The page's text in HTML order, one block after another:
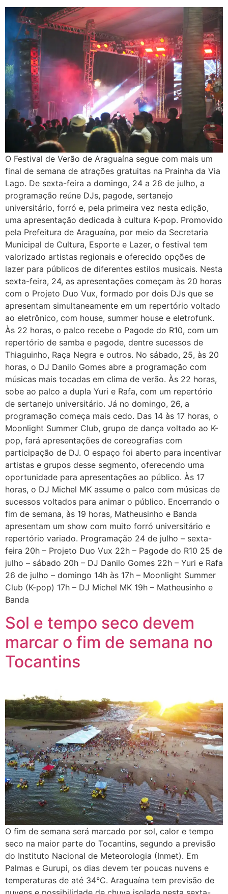
O Festival de Verão de Araguaína segue com mais um
final de semana de atrações gratuitas na Prainha da Via
Lago. De sexta-feira a domingo, 24 a 26 de julho, a
programação reúne DJs, pagode, sertanejo
universitário, forró e, pela primeira vez nesta edição,
uma apresentação dedicada à cultura K-pop. Promovido
pela Prefeitura de Araguaína, por meio da Secretaria
Municipal de Cultura, Esporte e Lazer, o festival tem
valorizado artistas regionais e oferecido opções de
lazer para públicos de diferentes estilos musicais. Nesta
sexta-feira, 24, as apresentações começam às 20 horas
com o Projeto Duo Vux, formado por dois DJs que se
apresentam simultaneamente em um repertório voltado
ao eletrônico, com house, summer house e eletrofunk.
Às 22 horas, o palco recebe o Pagode do R10, com um
repertório de samba e pagode, dentre sucessos de
Thiaguinho, Raça Negra e outros. No sábado, 25, às 20
horas, o DJ Danilo Gomes abre a programação com
músicas mais tocadas em clima de verão. Às 22 horas,
sobe ao palco a dupla Yuri e Rafa, com um repertório
de sertanejo universitário. Já no domingo, 26, a
programação começa mais cedo. Das 14 às 17 horas, o
Moonlight Summer Club, grupo de dança voltado ao K-
pop, fará apresentações de coreografias com
participação de DJ. O espaço foi aberto para incentivar
artistas e grupos desse segmento, oferecendo uma
oportunidade para apresentações ao público. Às 17
horas, o DJ Michel MK assume o palco com músicas de
sucessos voltados para animar o público. Encerrando o
fim de semana, às 19 horas, Matheusinho e Banda
apresentam um show com muito forró universitário e
repertório variado. Programação 24 de julho – sexta-
feira 20h – Projeto Duo Vux 22h – Pagode do R10 25 de
julho – sábado 20h – DJ Danilo Gomes 22h – Yuri e Rafa
26 de julho – domingo 14h às 17h – Moonlight Summer
Club (K-pop) 17h – DJ Michel MK 19h – Matheusinho e
Banda
Sol e tempo seco devem
marcar o fim de semana no
Tocantins
O fim de semana será marcado por sol, calor e tempo
seco na maior parte do Tocantins, segundo a previsão
do Instituto Nacional de Meteorologia (Inmet). Em
Palmas e Gurupi, os dias devem ter poucas nuvens e
temperaturas de até 34°C. Araguaína tem previsão de